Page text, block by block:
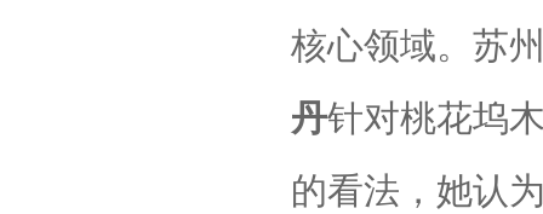
核心领域。苏
丹针对桃花坞
的看法，她认